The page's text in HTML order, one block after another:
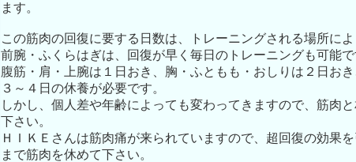
ます。
この筋肉の回復に要する日数は、トレーニングされる場所によ
前腕・ふくらはぎは、回復が早く毎日のトレーニングも可能で
腹筋・肩・上腕は１日おき、胸・ふともも・おしりは２日お
３～４日の休養が必要です。
しかし、個人差や年齢によっても変わってきますので、筋肉
下さい。
ＨＩＫＥさんは筋肉痛が来られていますので、超回復の効果
まで筋肉を休めて下さい。